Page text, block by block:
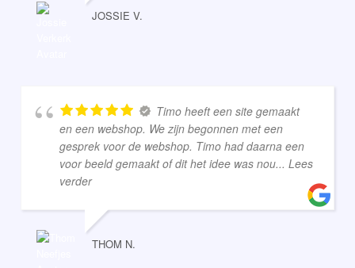
JOSSIE V.
Timo heeft een site gemaakt
en een webshop. We zijn begonnen met een
gesprek voor de webshop. Timo had daarna een
voor beeld gemaakt of dit het idee was nou... Lees
verder
THOM N.